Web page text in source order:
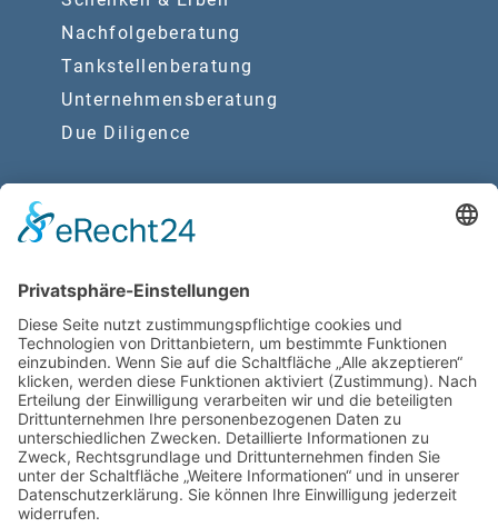
Nachfolgeberatung
Tankstellenberatung
Unternehmensberatung
Due Diligence
Synergien